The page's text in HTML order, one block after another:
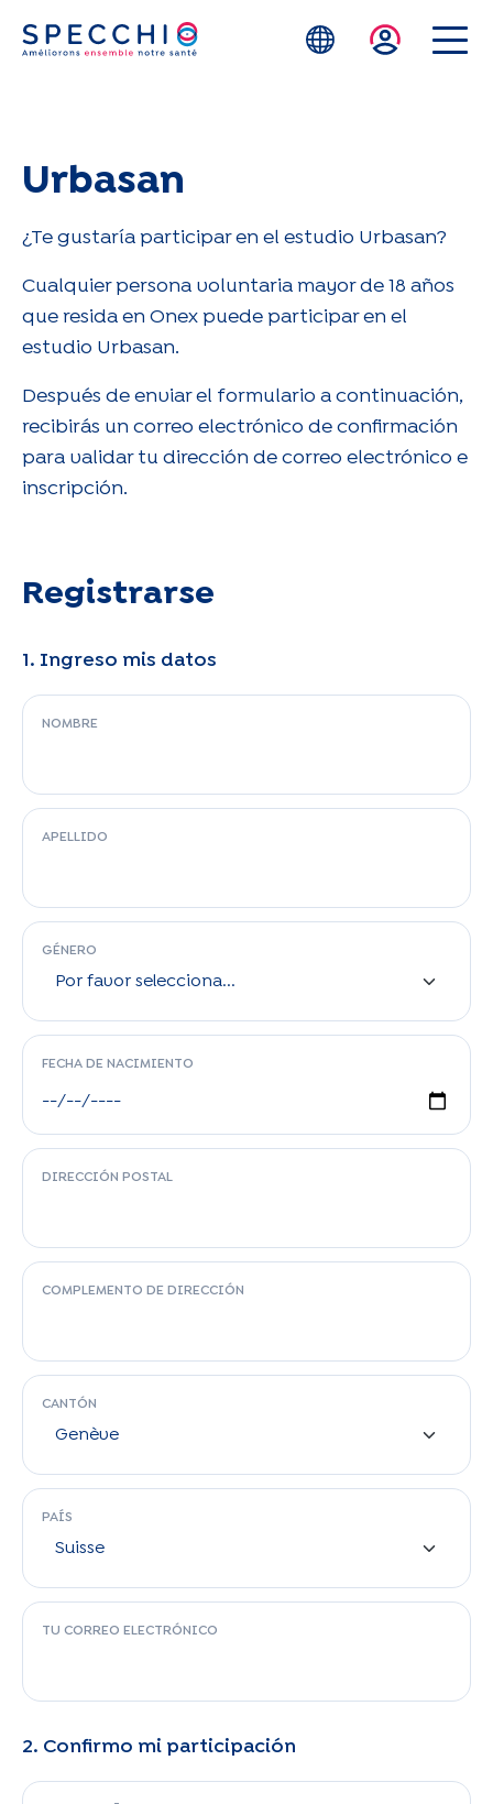
Skip to main content
Urbasan
¿Te gustaría participar en el estudio Urbasan?
Cualquier persona voluntaria mayor de 18 años
que resida en Onex puede participar en el
estudio Urbasan.
Después de enviar el formulario a continuación,
recibirás un correo electrónico de confirmación
para validar tu dirección de correo electrónico e
inscripción.
Registrarse
1. Ingreso mis datos
NOMBRE
APELLIDO
GÉNERO
FECHA DE NACIMIENTO
DIRECCIÓN POSTAL
COMPLEMENTO DE DIRECCIÓN
CANTÓN
PAÍS
TU CORREO ELECTRÓNICO
2. Confirmo mi participación